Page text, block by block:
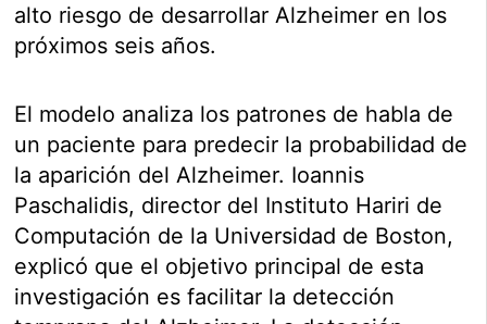
alto riesgo de desarrollar Alzheimer en los
próximos seis años.
El modelo analiza los patrones de habla de
un paciente para predecir la probabilidad de
la aparición del Alzheimer. Ioannis
Paschalidis, director del Instituto Hariri de
Computación de la Universidad de Boston,
explicó que el objetivo principal de esta
investigación es facilitar la detección